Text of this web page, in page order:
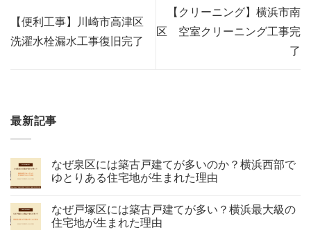
【便利工事】川崎市高津区
洗濯水栓漏水工事復旧完了
【クリーニング】横浜市南
区 空室クリーニング工事完
了
最新記事
なぜ泉区には築古戸建てが多いのか？横浜西部で
ゆとりある住宅地が生まれた理由
なぜ戸塚区には築古戸建てが多い？横浜最大級の
住宅地が生まれた理由